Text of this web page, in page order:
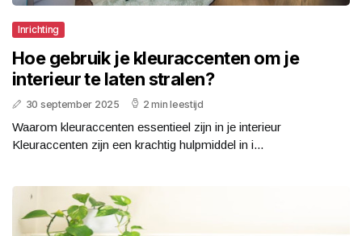
Inrichting
Hoe gebruik je kleuraccenten om je
interieur te laten stralen?
30 september 2025 2 min leestijd
Waarom kleuraccenten essentieel zijn in je interieur
Kleuraccenten zijn een krachtig hulpmiddel in i...